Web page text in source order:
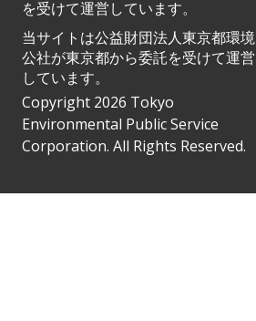
を受けて運営しています。
当サイトは公益財団法人東京都環境
公社が東京都から委託を受けて運営
しています。
Copyright 2026 Tokyo
Environmental Public Service
Corporation. All Rights Reserved.